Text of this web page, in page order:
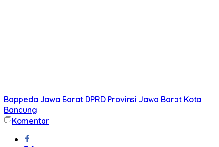
Bappeda Jawa Barat DPRD Provinsi Jawa Barat Kota
Bandung
Komentar